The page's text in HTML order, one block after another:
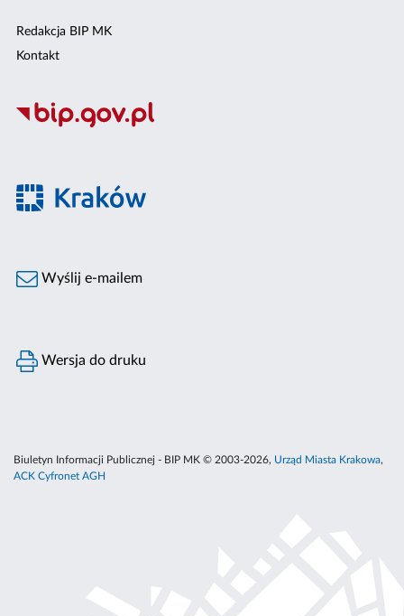
Redakcja BIP MK
Kontakt
Wyślij e-mailem
Wersja do druku
Biuletyn Informacji Publicznej - BIP MK © 2003-2026, Urząd Miasta Krakowa,
ACK Cyfronet AGH